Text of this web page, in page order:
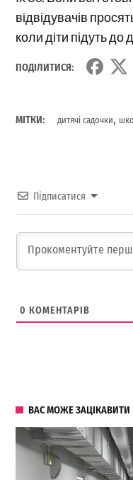
відвідувачів
коли діти підуть
ПОДІЛИТИСЯ:
МІТКИ: дитячі садочки,
Підписатися
0 КОМЕНТАРІВ
ВАС МОЖЕ ЗАЦІКАВИТИ